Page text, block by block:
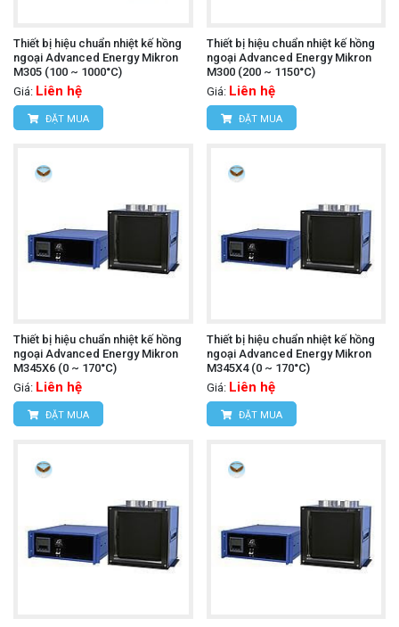
Thiết bị hiệu chuẩn nhiệt kế hồng
ngoại Advanced Energy Mikron
M305 (100 ~ 1000°C)
Giá: Liên hệ
ĐẶT MUA
Thiết bị hiệu chuẩn nhiệt kế hồng
ngoại Advanced Energy Mikron
M300 (200 ~ 1150°C)
Giá: Liên hệ
ĐẶT MUA
Thiết bị hiệu chuẩn nhiệt kế hồng
ngoại Advanced Energy Mikron
M345X6 (0 ~ 170°C)
Giá: Liên hệ
ĐẶT MUA
Thiết bị hiệu chuẩn nhiệt kế hồng
ngoại Advanced Energy Mikron
M345X4 (0 ~ 170°C)
Giá: Liên hệ
ĐẶT MUA